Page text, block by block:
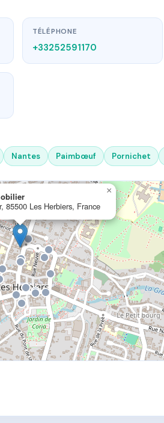
TÉLÉPHONE
+33252591170
Nantes Paimbœuf Pornichet
85500 Les Herbiers, France
×